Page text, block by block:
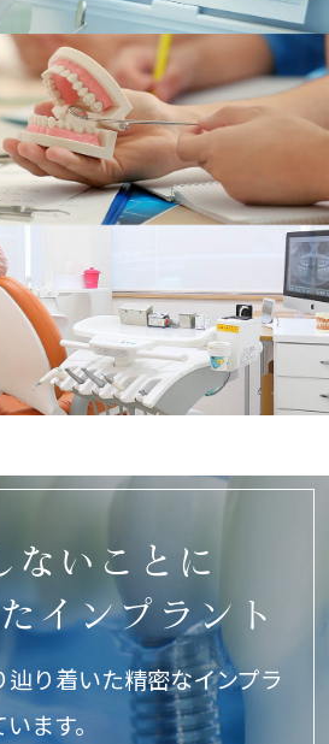
ないことに
インプラント
り着いた精密なインプラ
ます。